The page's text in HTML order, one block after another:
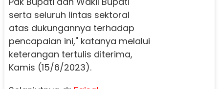
serta seluruh lintas sektoral
atas dukungannya terhadap
pencapaian ini," katanya melalui
keterangan tertulis diterima,
Kamis (15/6/2023).